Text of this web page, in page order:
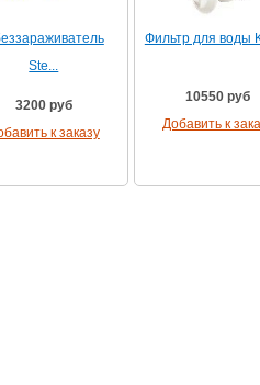
Ste...
3200 руб
к заказу
Фильтр для воды
10550 руб
Добавить к